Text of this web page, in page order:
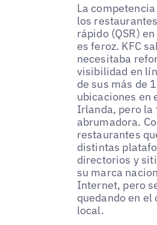
La
los
rápido (QSR)
es feroz. KFC
necesitaba
visibilidad en
de sus más de
ubicaciones en
Irlanda, pero la
abrumadora.
restaurantes
distintas
directorios y
su marca
Internet, pero
quedando en
local.